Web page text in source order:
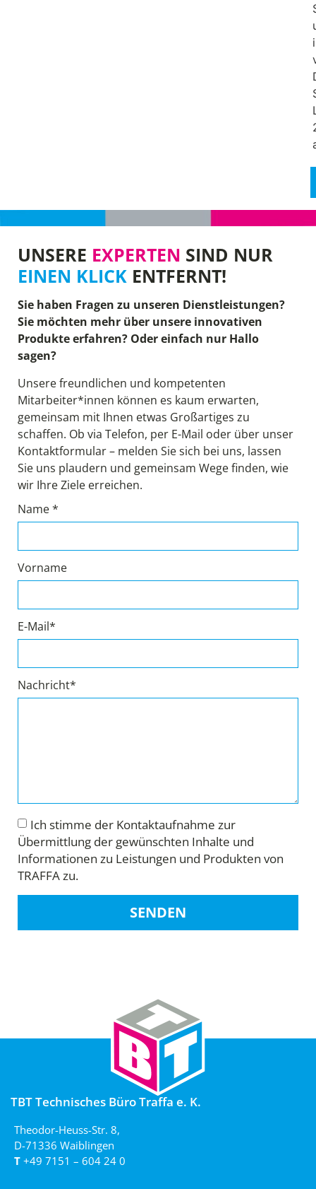
UNSERE EXPERTEN SIND NUR
EINEN KLICK ENTFERNT!
Sie haben Fragen zu unseren Dienstleistungen?
Sie möchten mehr über unsere innovativen
Produkte erfahren? Oder einfach nur Hallo
sagen?
Unsere freundlichen und kompetenten
Mitarbeiter*innen können es kaum erwarten,
gemeinsam mit Ihnen etwas Großartiges zu
schaffen. Ob via Telefon, per E-Mail oder über unser
Kontaktformular – melden Sie sich bei uns, lassen
Sie uns plaudern und gemeinsam Wege finden, wie
wir Ihre Ziele erreichen.
Name *
Vorname
E-Mail*
Nachricht*
Ich stimme der Kontaktaufnahme zur
Übermittlung der gewünschten Inhalte und
Informationen zu Leistungen und Produkten von
TRAFFA zu.
SENDEN
TBT Technisches Büro Traffa e. K.
Theodor-Heuss-Str. 8,
D-71336 Waiblingen
T +49 7151 – 604 24 0